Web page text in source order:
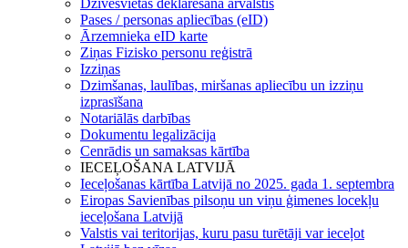
Dzīvesvietas deklarēšana ārvalstīs
Pases / personas apliecības (eID)
Ārzemnieka eID karte
Ziņas Fizisko personu reģistrā
Izziņas
Dzimšanas, laulības, miršanas apliecību un izziņu
izprasīšana
Notariālās darbības
Dokumentu legalizācija
Cenrādis un samaksas kārtība
IECEĻOŠANA LATVIJĀ
Ieceļošanas kārtība Latvijā no 2025. gada 1. septembra
Eiropas Savienības pilsoņu un viņu ģimenes locekļu
ieceļošana Latvijā
Valstis vai teritorijas, kuru pasu turētāji var ieceļot